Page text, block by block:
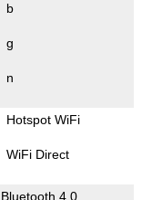
b
g
n
Hotspot WiFi
WiFi Direct
Bluetooth 4.0